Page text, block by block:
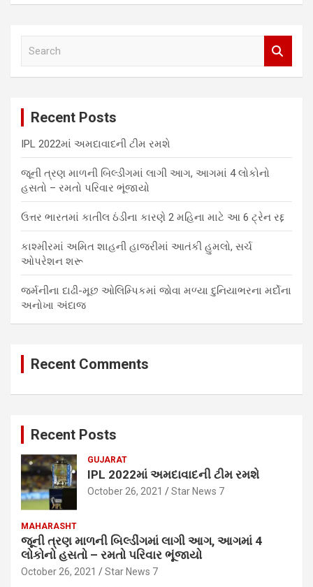
Recent Posts
IPL 2022માં અમદાવાદની ટીમ રમશે
જૂની ત્રણ માળની બિલ્ડીંગમાં લાગી આગ, આગમાં 4 લોકોનો
હસતો – રમતો પરિવાર ભૂંજાયો
ઉત્તર ભારતમાં કાતીલ ઠંડીના કારણે 2 મહિના માટે આ 6 ટ્રેન રદ્દ
કાશ્મીરમાં અમિત શાહની હાજરીમાં આતંકી હુમલો, સર્ચ
ઓપરેશન શરૂ
જર્મનીના દાઢી-મૂછ ઓલિમ્પિકમાં જોવા મળ્યા દુનિયાભરના મર્દોના
અનોખા અંદાજ
Recent Comments
Recent Posts
GUJARAT
IPL 2022માં અમદાવાદની ટીમ રમશે
October 26, 2021 Star News 7
MAHARASHT
જૂની ત્રણ માળની બિલ્ડીંગમાં લાગી આગ, આગમાં 4
લોકોનો હસતો – રમતો પરિવાર ભૂંજાયો
October 26, 2021 Star News 7